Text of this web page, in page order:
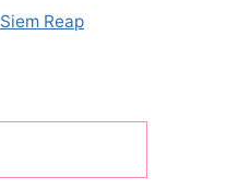
Siem Reap